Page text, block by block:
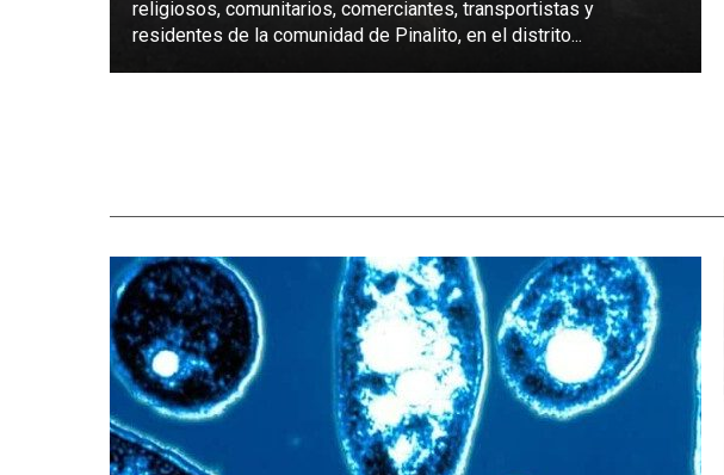
religiosos, comunitarios, comerciantes, transportistas y
residentes de la comunidad de Pinalito, en el distrito...